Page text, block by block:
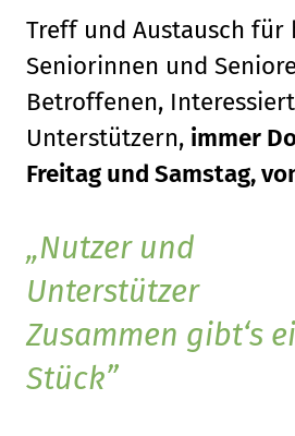
Treff und Austausch für
Seniorinnen und
Betroffenen,
Unterstützern, immer
Freitag und Samstag,
Nutzer und
Unterstützer
Zusammen gibt‘s
Stück